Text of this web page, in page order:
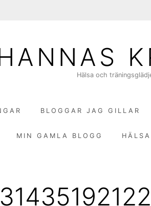
Hälsa och
BLOGGAR JAG GILLAR
MIN GAMLA BLOGG HÄLSA